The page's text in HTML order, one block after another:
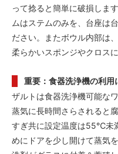
って捻ると簡単に破損しま
ムはステムのみを、台座は
ださい。またボウル内部は
柔らかいスポンジやクロス
重要：食器洗浄機の利用
ザルトは食器洗浄機可能な
蒸気に長時間さらされると
すぎ共に設定温度は55℃未
めにドアを少し開けて蒸気